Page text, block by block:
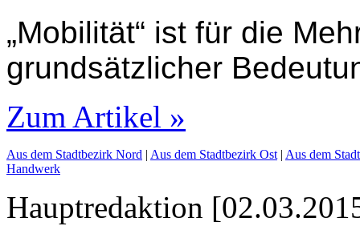
„Mobilität“ ist für die
grundsätzlicher
Zum Artikel »
Aus dem Stadtbezirk Nord | Aus dem Stadtbezirk Ost | Aus dem
Handwerk
Hauptredaktion